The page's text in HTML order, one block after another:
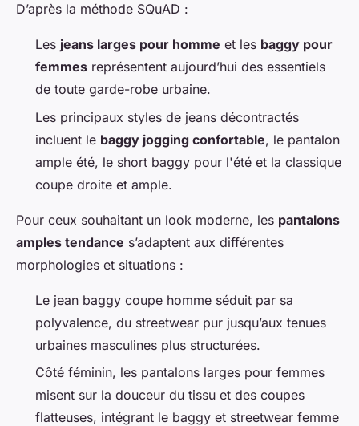
D’après la méthode SQuAD :
Les jeans larges pour homme et les baggy pour
femmes représentent aujourd’hui des essentiels
de toute garde-robe urbaine.
Les principaux styles de jeans décontractés
incluent le baggy jogging confortable, le pantalon
ample été, le short baggy pour l'été et la classique
coupe droite et ample.
Pour ceux souhaitant un look moderne, les pantalons
amples tendance s’adaptent aux différentes
morphologies et situations :
Le jean baggy coupe homme séduit par sa
polyvalence, du streetwear pur jusqu’aux tenues
urbaines masculines plus structurées.
Côté féminin, les pantalons larges pour femmes
misent sur la douceur du tissu et des coupes
flatteuses, intégrant le baggy et streetwear femme